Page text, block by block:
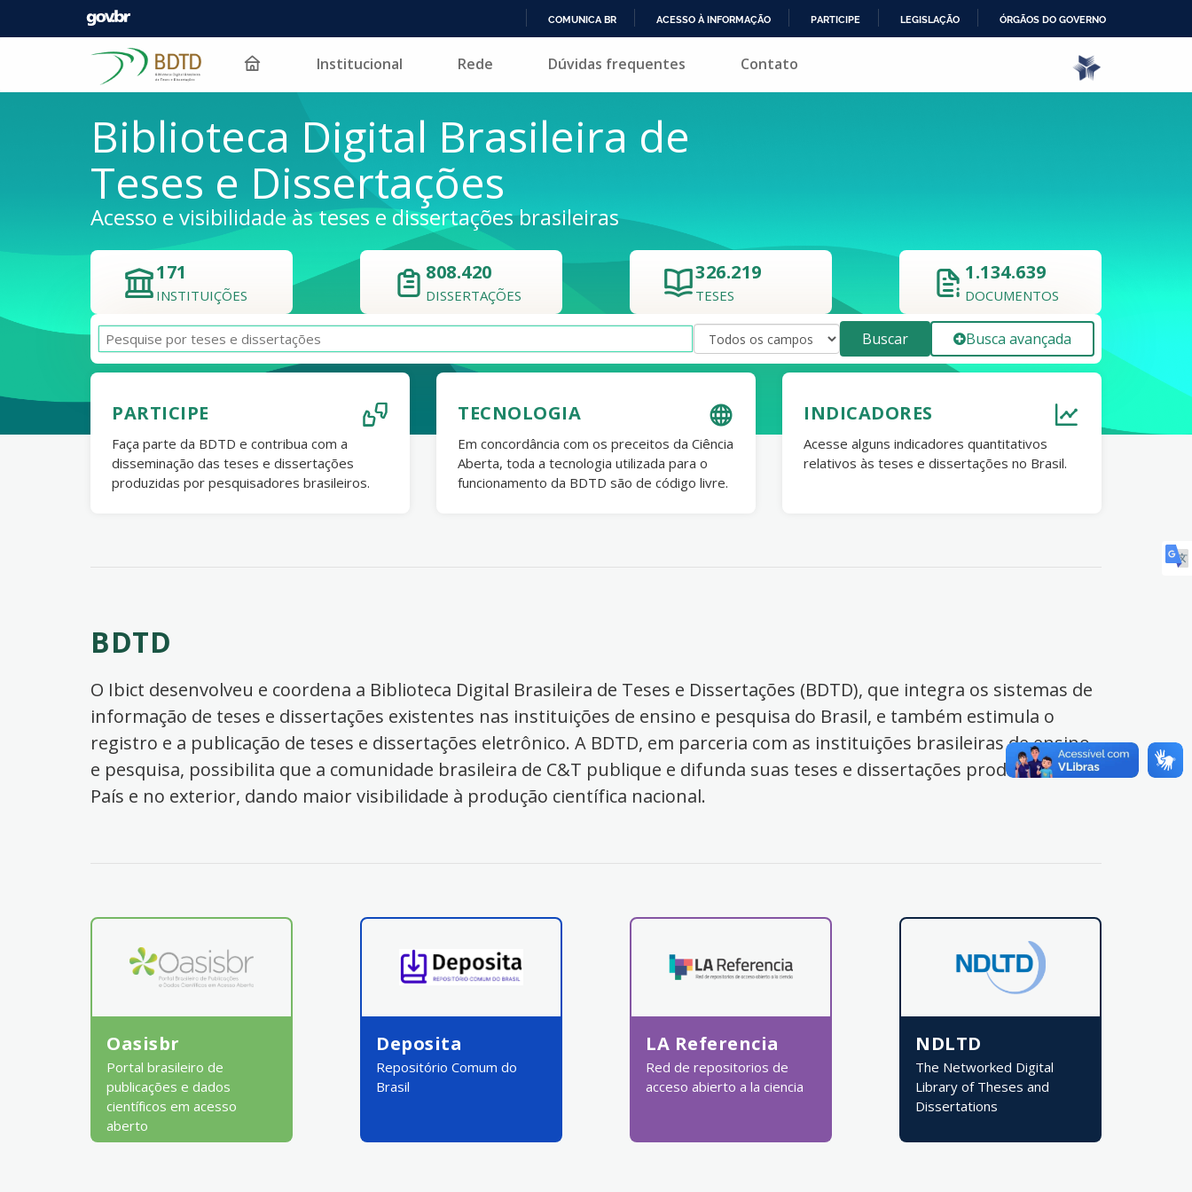
PARA
COMUNICA BR ACESSO À INFORMAÇÃO PARTICIPE LEGISLAÇÃO ÓRGÃOS DO GOVERNO
Pular para o conteúdo Institucional Rede Dúvidas frequentes Contato
Biblioteca Digital Brasileira de
Teses e Dissertações
Acesso e visibilidade às teses e dissertações brasileiras
171
INSTITUIÇÕES
808.420
DISSERTAÇÕES
326.219
TESES
1.134.639
DOCUMENTOS
Buscar Busca avançada
PARTICIPE
Faça parte da BDTD e contribua com a
disseminação das teses e dissertações
produzidas por pesquisadores brasileiros.
TECNOLOGIA
Em concordância com os preceitos da Ciência
Aberta, toda a tecnologia utilizada para o
funcionamento da BDTD são de código livre.
INDICADORES
Acesse alguns indicadores quantitativos
relativos às teses e dissertações no Brasil.
BDTD
O Ibict desenvolveu e coordena a Biblioteca Digital Brasileira de Teses e Dissertações (BDTD), que integra os sistemas de
informação de teses e dissertações existentes nas instituições de ensino e pesquisa do Brasil, e também estimula o
registro e a publicação de teses e dissertações eletrônico. A BDTD, em parceria com as instituições brasileiras de ensino
e pesquisa, possibilita que a comunidade brasileira de C&T publique e difunda suas teses e dissertações produzidas no
País e no exterior, dando maior visibilidade à produção científica nacional.
Oasisbr
Portal brasileiro de
publicações e dados
científicos em acesso
aberto
Deposita
Repositório Comum do
Brasil
LA Referencia
Red de repositorios de
acceso abierto a la ciencia
NDLTD
The Networked Digital
Library of Theses and
Dissertations